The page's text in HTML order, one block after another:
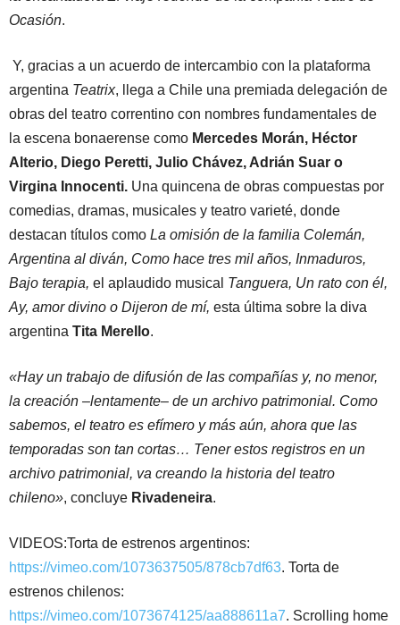
Ocasión.
Y, gracias a un acuerdo de intercambio con la plataforma
argentina Teatrix, llega a Chile una premiada delegación de
obras del teatro correntino con nombres fundamentales de
la escena bonaerense como Mercedes Morán, Héctor
Alterio, Diego Peretti, Julio Chávez, Adrián Suar o
Virgina Innocenti. Una quincena de obras compuestas por
comedias, dramas, musicales y teatro varieté, donde
destacan títulos como La omisión de la familia Colemán,
Argentina al diván, Como hace tres mil años, Inmaduros,
Bajo terapia, el aplaudido musical Tanguera, Un rato con él,
Ay, amor divino o Dijeron de mí, esta última sobre la diva
argentina Tita Merello.
«Hay un trabajo de difusión de las compañías y, no menor,
la creación –lentamente– de un archivo patrimonial. Como
sabemos, el teatro es efímero y más aún, ahora que las
temporadas son tan cortas… Tener estos registros en un
archivo patrimonial, va creando la historia del teatro
chileno», concluye Rivadeneira.
VIDEOS:Torta de estrenos argentinos:
https://vimeo.com/1073637505/878cb7df63. Torta de
estrenos chilenos:
https://vimeo.com/1073674125/aa888611a7. Scrolling home